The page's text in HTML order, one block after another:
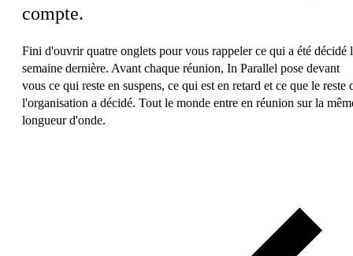
compte.
Fini d'ouvrir quatre onglets pour vous rappeler ce qui a été décidé
semaine dernière. Avant chaque réunion, In Parallel pose devant
vous ce qui reste en suspens, ce qui est en retard et ce que le reste
l'organisation a décidé. Tout le monde entre en réunion sur la
longueur d'onde.